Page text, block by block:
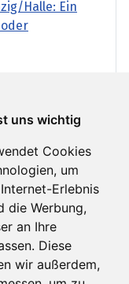
uns wichtig
Cookies
um
Erlebnis
die Werbung,
an Ihre
Diese
wir außerdem,
Halle: Ein
Knochen
zum
Marcinelle
Iran-Krieg